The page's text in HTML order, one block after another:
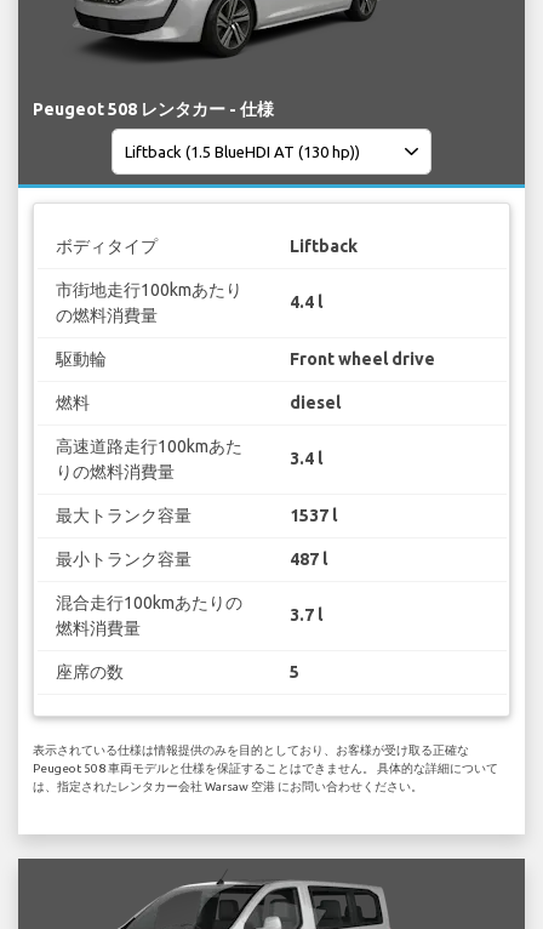
Peugeot 508 レンタカー - 仕様
ボディタイプ Liftback
市街地走行100kmあたり
の燃料消費量
4.4 l
駆動輪 Front wheel drive
燃料 diesel
高速道路走行100kmあた
りの燃料消費量
3.4 l
最大トランク容量 1537 l
最小トランク容量 487 l
混合走行100kmあたりの
燃料消費量
3.7 l
座席の数 5
表示されている仕様は情報提供のみを目的としており、お客様が受け取る正確な
Peugeot 508 車両モデルと仕様を保証することはできません。 具体的な詳細について
は、指定されたレンタカー会社 Warsaw 空港 にお問い合わせください。